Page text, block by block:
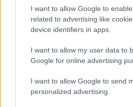
I want to allow Google to
related to advertising like
device identifiers in apps.
I want to allow my user data to
Google for online advertising
I want to allow Google to send
personalized advertising.
εντός της προβλεπόμενης
ποσό που αντιστοιχεί στο
2ο κ.ο.κ. δικαιούχο, κάτοχο του
κλήρωσης, ο οποίος
προσωποποιημένου μηνύματος
TAXISnet.